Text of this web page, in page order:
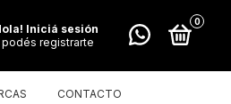
Iniciá sesión
podés registrarte
0
CONTACTO